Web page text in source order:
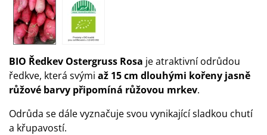
BIO Ředkev Ostergruss Rosa je atraktivní odrůdou
ředkve, která svými až 15 cm dlouhými kořeny jasně
růžové barvy připomíná růžovou mrkev.
Odrůda se dále vyznačuje svou vynikající sladkou chutí
a křupavostí.